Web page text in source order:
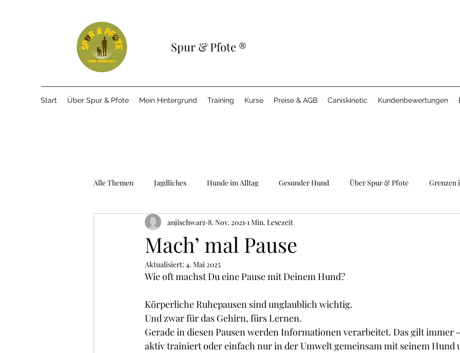
Spur & Pfote ®
Start Über Spur & Pfote Mein Hintergrund Training Kurse Preise & AGB Caniskinetic Kundenbewertungen
Alle Themen Jagdliches Hunde im Alltag Gesunder Hund Über Spur & Pfote Grenzen
Signale Lernen Bindung & Team
Entspannter Hund Tierschutzhunde
Mach’ mal Pause
anjischwarz 8. Nov. 2021 1 Min. Lesezeit
Aktualisiert: 4. Mai 2025
Wie oft machst Du eine Pause mit Deinem Hund?
Körperliche Ruhepausen sind unglaublich wichtig.
Und zwar für das Gehirn, fürs Lernen.
Gerade in diesen Pausen werden Informationen verarbeitet. Das gilt immer
aktiv trainiert oder einfach nur in der Umwelt gemeinsam mit seinem Hund